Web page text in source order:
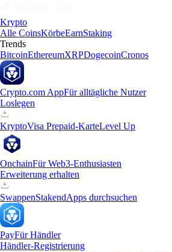
Krypto
Alle CoinsKörbeEarnStaking
Trends
BitcoinEthereumXRPDogecoinCronos
Crypto.com AppFür alltägliche Nutzer
Loslegen
KryptoVisa Prepaid-KarteLevel Up
OnchainFür Web3-Enthusiasten
Erweiterung erhalten
SwappenStakendApps durchsuchen
PayFür Händler
Händler-Registrierung